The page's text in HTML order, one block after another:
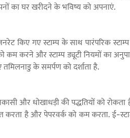
का घर खरीदने के भविष्य को अपनाएं.
किए गए स्टाम्प के साथ पारंपरिक
को कम करने और स्टाम्प ड्यूटी नियमों का
के समर्पण को दर्शाता है.
और धोखाधड़ी की पद्धतियों को रोकता
करता है और पेपरवर्क को कम करता. ई-